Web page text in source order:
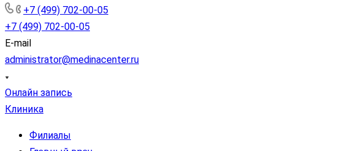
+7 (499) 702-00-05
+7 (499) 702-00-05
E-mail
administrator@medinacenter.ru
Онлайн запись
Клиника
Филиалы